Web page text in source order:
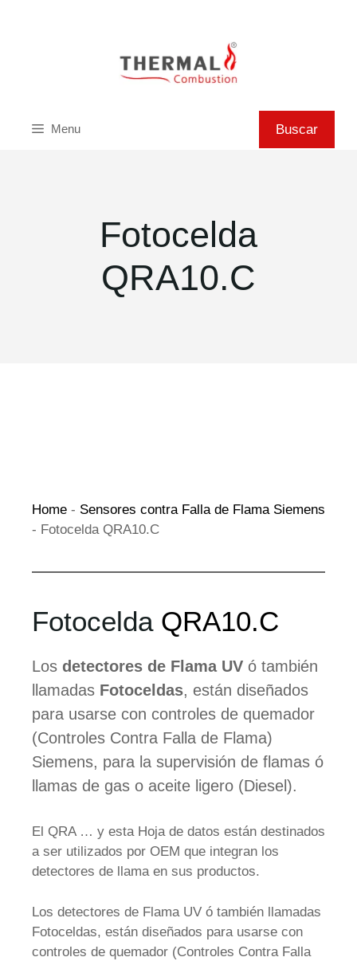
Menu Buscar
Fotocelda
QRA10.C
Home - Sensores contra Falla de Flama Siemens
- Fotocelda QRA10.C
Fotocelda QRA10.C
Los detectores de Flama UV ó también
llamadas Fotoceldas, están diseñados
para usarse con controles de quemador
(Controles Contra Falla de Flama)
Siemens, para la supervisión de flamas ó
llamas de gas o aceite ligero (Diesel).
El QRA … y esta Hoja de datos están destinados
a ser utilizados por OEM que integran los
detectores de llama en sus productos.
Los detectores de Flama UV ó también llamadas
Fotoceldas, están diseñados para usarse con
controles de quemador (Controles Contra Falla